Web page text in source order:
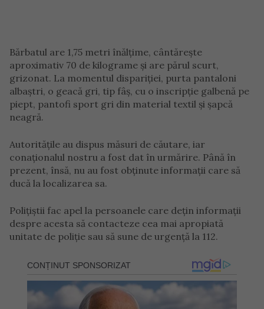
Bărbatul are 1,75 metri înălțime, cântărește
aproximativ 70 de kilograme și are părul scurt,
grizonat. La momentul dispariției, purta pantaloni
albaștri, o geacă gri, tip fâș, cu o inscripție galbenă pe
piept, pantofi sport gri din material textil și șapcă
neagră.
Autoritățile au dispus măsuri de căutare, iar
conaționalul nostru a fost dat în urmărire. Până în
prezent, însă, nu au fost obținute informații care să
ducă la localizarea sa.
Polițiștii fac apel la persoanele care dețin informații
despre acesta să contacteze cea mai apropiată
unitate de poliție sau să sune de urgență la 112.